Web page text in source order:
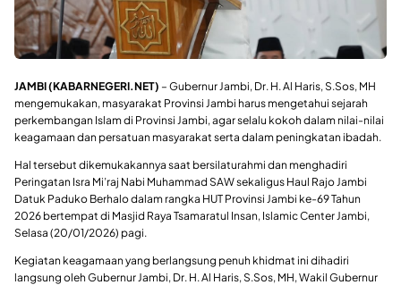
JAMBI (KABARNEGERI.NET) – Gubernur Jambi, Dr. H. Al Haris, S.Sos, MH
mengemukakan, masyarakat Provinsi Jambi harus mengetahui sejarah
perkembangan Islam di Provinsi Jambi, agar selalu kokoh dalam nilai-nilai
keagamaan dan persatuan masyarakat serta dalam peningkatan ibadah.
Hal tersebut dikemukakannya saat bersilaturahmi dan menghadiri
Peringatan Isra Mi’raj Nabi Muhammad SAW sekaligus Haul Rajo Jambi
Datuk Paduko Berhalo dalam rangka HUT Provinsi Jambi ke-69 Tahun
2026 bertempat di Masjid Raya Tsamaratul Insan, Islamic Center Jambi,
Selasa (20/01/2026) pagi.
Kegiatan keagamaan yang berlangsung penuh khidmat ini dihadiri
langsung oleh Gubernur Jambi, Dr. H. Al Haris, S.Sos, MH, Wakil Gubernur